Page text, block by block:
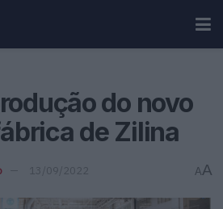
do novo
de Zilina
13/09/2022 AA